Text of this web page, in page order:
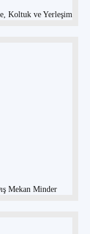
Koltuk ve Yerleşim
Mekan Minder